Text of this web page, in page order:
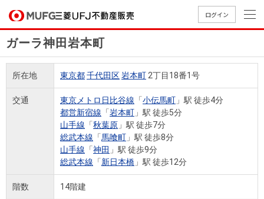
ログイン
買いたいTOP
中古
売りたいTOP
無
店舗案内TOP
店舗のご
会社情報TOP
ごあいさ
採用情報TOP
新卒採用
買いたい
売りたい
採用情報
ガーラ神田岩本町
所在地 東京都千代田区岩本町 2丁目18番1号
交通 東京メトロ日比谷線 「小伝馬町 」駅 徒歩4分
都営新宿線 「岩本町 」駅 徒歩5分
山手線 「秋葉原 」駅 徒歩7分
総武本線 「馬喰町 」駅 徒歩8分
山手線 「神田 」駅 徒歩9分
総武本線 「新日本橋 」駅 徒歩12分
階数 14階建